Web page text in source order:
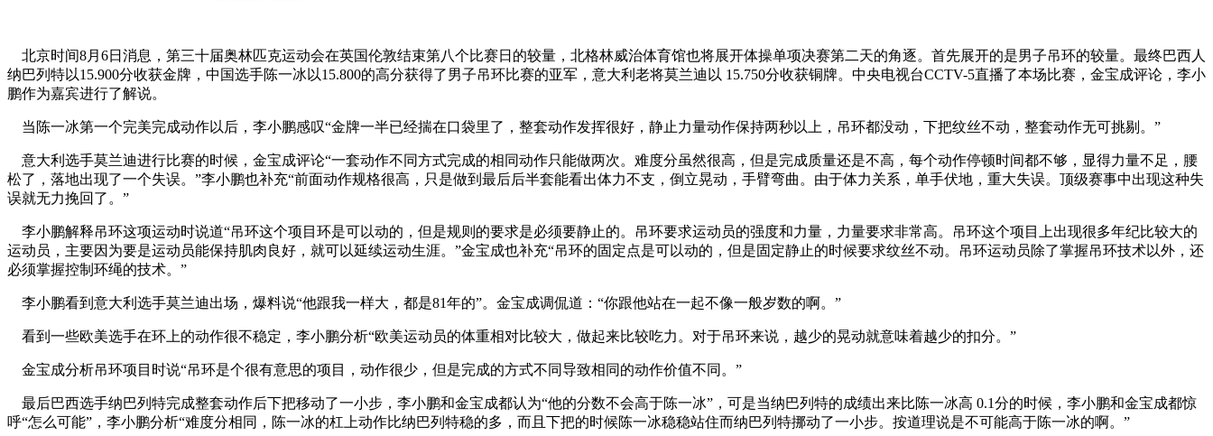
北京时间8月6日消息，第三十届奥林匹克运动会在英国伦敦结束第八个比赛日的较量，北格林威治体育馆也将展开体操单项决赛第二天的角逐。首先展开的是男子吊环的较量。最终巴西人
纳巴列特以15.900分收获金牌，中国选手陈一冰以15.800的高分获得了男子吊环比赛的亚军，意大利老将莫兰迪以 15.750分收获铜牌。中央电视台CCTV-5直播了本场比赛，金宝成评论，李小
鹏作为嘉宾进行了解说。
当陈一冰第一个完美完成动作以后，李小鹏感叹“金牌一半已经揣在口袋里了，整套动作发挥很好，静止力量动作保持两秒以上，吊环都没动，下把纹丝不动，整套动作无可挑剔。”
意大利选手莫兰迪进行比赛的时候，金宝成评论“一套动作不同方式完成的相同动作只能做两次。难度分虽然很高，但是完成质量还是不高，每个动作停顿时间都不够，显得力量不足，腰
松了，落地出现了一个失误。”李小鹏也补充“前面动作规格很高，只是做到最后后半套能看出体力不支，倒立晃动，手臂弯曲。由于体力关系，单手伏地，重大失误。顶级赛事中出现这种失
误就无力挽回了。”
李小鹏解释吊环这项运动时说道“吊环这个项目环是可以动的，但是规则的要求是必须要静止的。吊环要求运动员的强度和力量，力量要求非常高。吊环这个项目上出现很多年纪比较大的
运动员，主要因为要是运动员能保持肌肉良好，就可以延续运动生涯。”金宝成也补充“吊环的固定点是可以动的，但是固定静止的时候要求纹丝不动。吊环运动员除了掌握吊环技术以外，还
必须掌握控制环绳的技术。”
李小鹏看到意大利选手莫兰迪出场，爆料说“他跟我一样大，都是81年的”。金宝成调侃道：“你跟他站在一起不像一般岁数的啊。”
看到一些欧美选手在环上的动作很不稳定，李小鹏分析“欧美运动员的体重相对比较大，做起来比较吃力。对于吊环来说，越少的晃动就意味着越少的扣分。”
金宝成分析吊环项目时说“吊环是个很有意思的项目，动作很少，但是完成的方式不同导致相同的动作价值不同。”
最后巴西选手纳巴列特完成整套动作后下把移动了一小步，李小鹏和金宝成都认为“他的分数不会高于陈一冰”，可是当纳巴列特的成绩出来比陈一冰高 0.1分的时候，李小鹏和金宝成都惊
呼“怎么可能”，李小鹏分析“难度分相同，陈一冰的杠上动作比纳巴列特稳的多，而且下把的时候陈一冰稳稳站住而纳巴列特挪动了一小步。按道理说是不可能高于陈一冰的啊。”